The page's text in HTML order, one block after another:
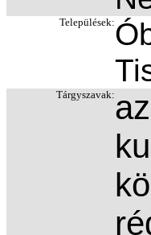
Települések:
Tárgyszavak: